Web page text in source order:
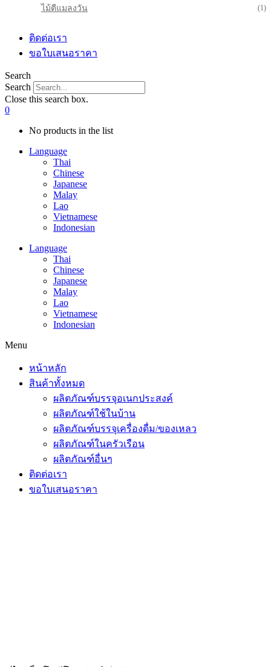
ไม้ตีแมลงวัน (1)
ติดต่อเรา
ขอใบเสนอราคา
Search
Search
Close this search box.
0
No products in the list
Language
Thai
Chinese
Japanese
Malay
Lao
Vietnamese
Indonesian
Language
Thai
Chinese
Japanese
Malay
Lao
Vietnamese
Indonesian
Menu
หน้าหลัก
สินค้าทั้งหมด
ผลิตภัณฑ์บรรจุอเนกประสงค์
ผลิตภัณฑ์ใช้ในบ้าน
ผลิตภัณฑ์บรรจุเครื่องดื่ม/ของเหลว
ผลิตภัณฑ์ในครัวเรือน
ผลิตภัณฑ์อื่นๆ
ติดต่อเรา
ขอใบเสนอราคา